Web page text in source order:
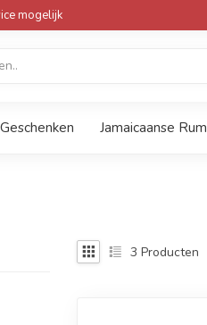
mogelijk
Jamaicaanse Rum
3 Producten